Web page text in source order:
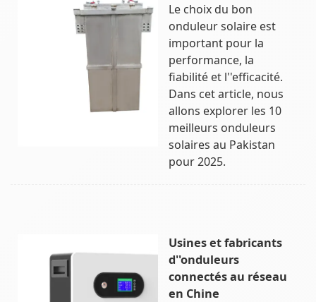
Le choix du bon
onduleur solaire est
important pour la
performance, la
fiabilité et l''efficacité.
Dans cet article, nous
allons explorer les 10
meilleurs onduleurs
solaires au Pakistan
pour 2025.
Usines et fabricants
d''onduleurs
connectés au réseau
en Chine